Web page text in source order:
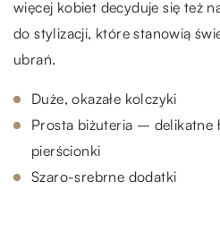
więcej kobiet decyduje się też
do stylizacji, które stanowią
ubrań.
Duże, okazałe kolczyki
Prosta biżuteria – delikatne
pierścionki
Szaro-srebrne dodatki